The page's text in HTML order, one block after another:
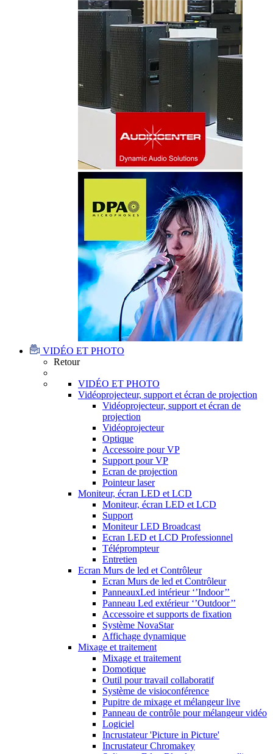
VIDÉO ET PHOTO
Retour
VIDÉO ET PHOTO
Vidéoprojecteur, support et écran de projection
Vidéoprojecteur, support et écran de
projection
Vidéoprojecteur
Optique
Accessoire pour VP
Support pour VP
Ecran de projection
Pointeur laser
Moniteur, écran LED et LCD
Moniteur, écran LED et LCD
Support
Moniteur LED Broadcast
Ecran LED et LCD Professionnel
Téléprompteur
Entretien
Ecran Murs de led et Contrôleur
Ecran Murs de led et Contrôleur
PanneauxLed intérieur ‘’Indoor’’
Panneau Led extérieur ‘’Outdoor’’
Accessoire et supports de fixation
Système NovaStar
Affichage dynamique
Mixage et traitement
Mixage et traitement
Domotique
Outil pour travail collaboratif
Système de visioconférence
Pupitre de mixage et mélangeur live
Panneau de contrôle pour mélangeur vidéo
Logiciel
Incrustateur 'Picture in Picture'
Incrustateur Chromakey